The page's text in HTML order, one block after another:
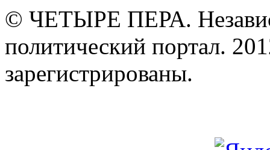
© ЧЕТЫРЕ ПЕРА.
политический портал.
зарегистрированы.